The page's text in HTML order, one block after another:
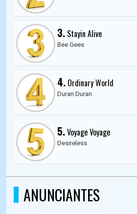
3. Stayin Alive
Bee Gees
4. Ordinary World
Duran Duran
5.Voyage Voyage
Desireless
ANUNCIANTES